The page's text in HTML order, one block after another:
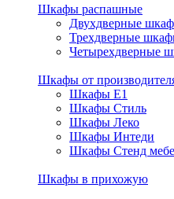
Шкафы распашные
Двухдверные
Трехдверные
Четырехдверные
Шкафы от
Шкафы E1
Шкафы Стиль
Шкафы Леко
Шкафы Интеди
Шкафы Стенд
Шкафы в прихожую